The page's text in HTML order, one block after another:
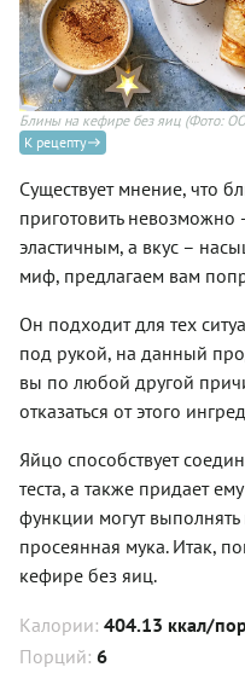
Блины на кефире без яиц (Фото:
К рецепту
Существует мнение, что
приготовить невозможно
эластичным, а вкус –
миф, предлагаем вам
Он подходит для тех
под рукой, на данный
вы по любой другой
отказаться от этого
Яйцо способствует
теста, а также придает
функции могут
просеянная мука. Итак,
кефире без яиц.
Калории: 404.13 ккал/
Порций: 6